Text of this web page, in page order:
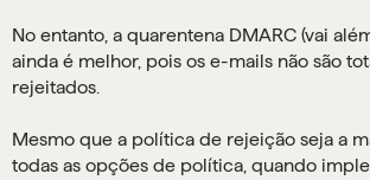
No entanto, a quarentena DMARC (vai
ainda é melhor, pois os e-mails não são
rejeitados.
Mesmo que a política de rejeição seja a
todas as opções de política, quando